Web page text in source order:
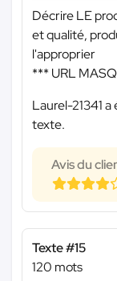
Décrire LE
et qualité,
l'approprier
*** URL
Laurel-21341
texte.
Avis du
Texte #15
120 mots